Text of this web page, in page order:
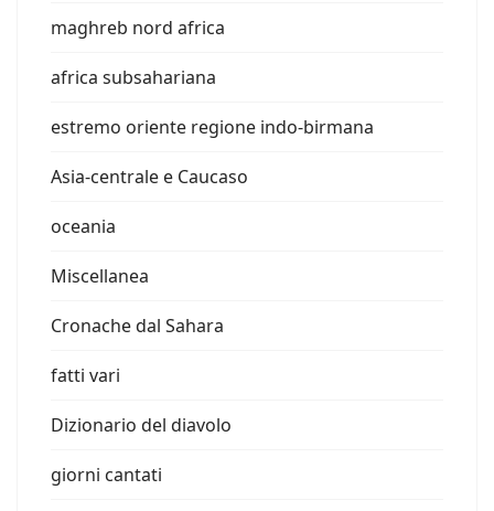
maghreb nord africa
africa subsahariana
estremo oriente regione indo-birmana
Asia-centrale e Caucaso
oceania
Miscellanea
Cronache dal Sahara
fatti vari
Dizionario del diavolo
giorni cantati